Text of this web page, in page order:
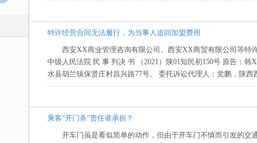
特许经营合同无法履行，为当事人追回加盟费用
西安XX商业管理咨询有限公司、西安XX商贸有限公司等特
中级人民法院 民 事 判决 书 （2021）陕01知民初150号 原告：
水县胡兰镇保贤庄村昌兴路77号。 委托诉讼代理人：党鹏，陕西
乘客“开门杀”责任谁承担？
开车门虽是看似简单的动作，但由于开车门不慎而引发的交